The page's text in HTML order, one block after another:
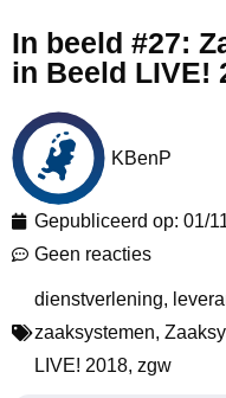
In beeld #27:
in Beeld LIVE!
KBenP
Gepubliceerd op: 01/
Geen reacties
dienstverlening,
zaaksystemen,
LIVE! 2018, zgw